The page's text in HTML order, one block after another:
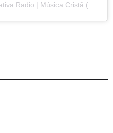
Um post compartilhado por Criativa Radio | Música Cristã (@criativaradio)